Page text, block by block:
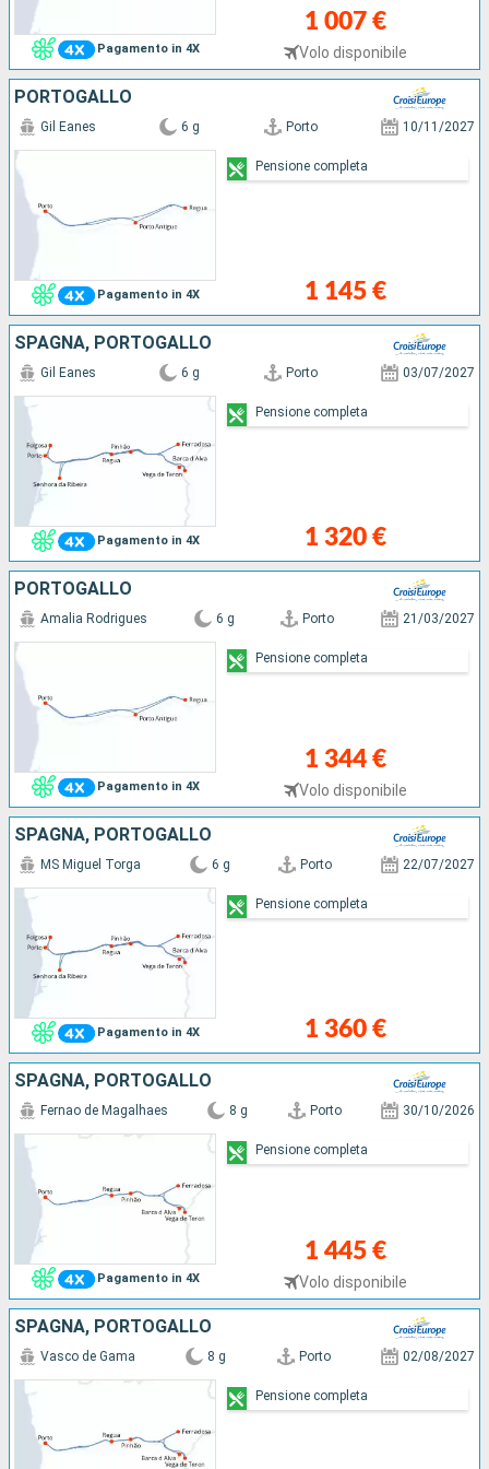
Pagamento in 4X
1 007 €
Volo disponibile
PORTOGALLO
Pagamento in 4X
Gil Eanes 6 g Porto 10/11/2027
1 145 €
Pensione completa
SPAGNA, PORTOGALLO
Pagamento in 4X
Gil Eanes 6 g Porto 03/07/2027
1 320 €
Pensione completa
PORTOGALLO
Pagamento in 4X
Amalia Rodrigues 6 g Porto 21/03/2027
1 344 €
Volo disponibile
Pensione completa
SPAGNA, PORTOGALLO
Pagamento in 4X
MS Miguel Torga 6 g Porto 22/07/2027
1 360 €
Pensione completa
SPAGNA, PORTOGALLO
Pagamento in 4X
Fernao de Magalhaes 8 g Porto 30/10/2026
1 445 €
Volo disponibile
Pensione completa
SPAGNA, PORTOGALLO
Vasco de Gama 8 g Porto 02/08/2027
Pensione completa